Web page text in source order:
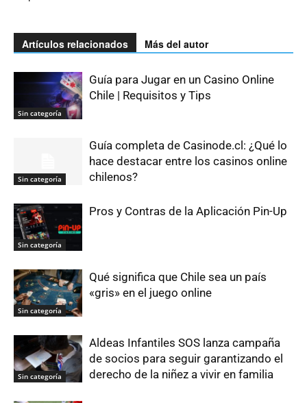
Artículos relacionados Más del autor
Sin categoría
Guía para Jugar en un Casino Online
Chile | Requisitos y Tips
Sin categoría
Guía completa de Casinode.cl: ¿Qué lo
hace destacar entre los casinos online
chilenos?
Sin categoría
Pros y Contras de la Aplicación Pin-Up
Sin categoría
Qué significa que Chile sea un país
«gris» en el juego online
Sin categoría
Aldeas Infantiles SOS lanza campaña
de socios para seguir garantizando el
derecho de la niñez a vivir en familia